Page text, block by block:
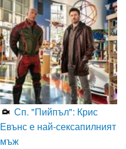
Сп. "Пийпъл": Крис
Евънс е най-сексапилният
мъж